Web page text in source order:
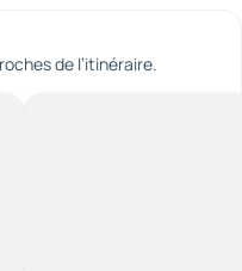
de l’itinéraire.